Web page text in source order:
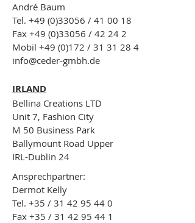
André Baum
Tel. +49 (0)33056 / 41 00 18
Fax +49 (0)33056 / 42 24 2
Mobil +49 (0)172 / 31 31 28 4
info@ceder-gmbh.de
IRLAND
Bellina Creations LTD
Unit 7, Fashion City
M 50 Business Park
Ballymount Road Upper
IRL-Dublin 24
Ansprechpartner:
Dermot Kelly
Tel. +35 / 31 42 95 44 0
Fax +35 / 31 42 95 44 1